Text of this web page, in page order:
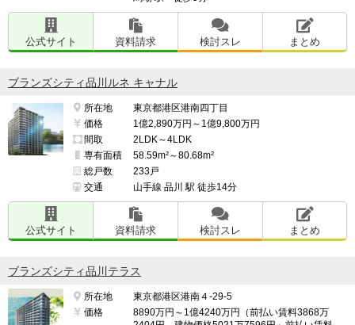
公式サイト 資料請求 検討スレ まとめ
ブランズシティ品川ルネ キャナル
所在地
東京都港区港南四丁目
価格
1億2,890万円～1億9,800万円
間取
2LDK～4LDK
専有面積
58.59m²～80.68m²
総戸数
233戸
交通
山手線 品川 駅 徒歩14分
公式サイト 資料請求 検討スレ まとめ
ブランズシティ品川テラス
所在地
東京都港区港南４-29-5
価格
8890万円～1億4240万円（前払い賃料3868万